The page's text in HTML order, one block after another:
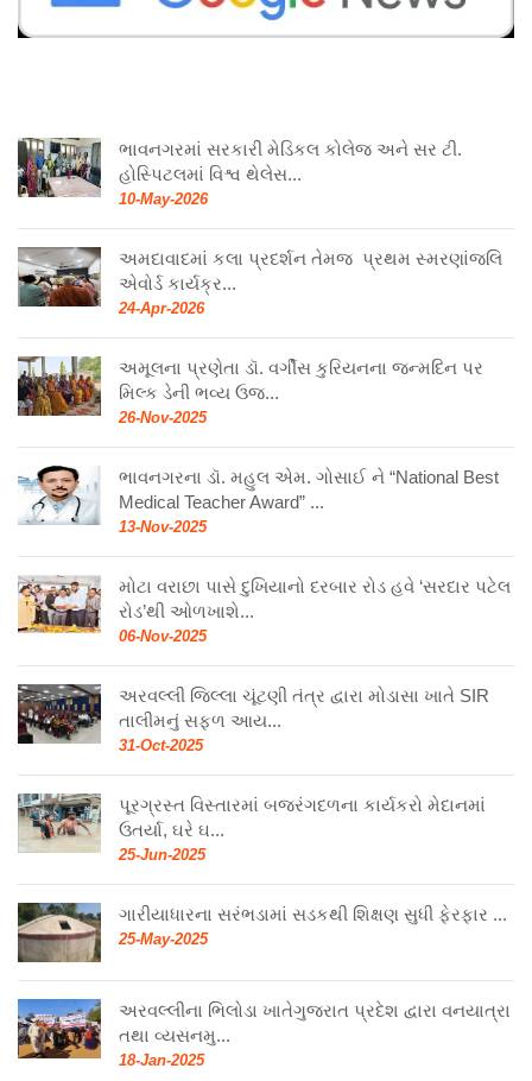
ભાવનગરમાં સરકારી મેડિકલ કોલેજ અને સર ટી.
હોસ્પિટલમાં વિશ્વ થેલેસ...
10-May-2026
અમદાવાદમાં કલા પ્રદર્શન તેમજ પ્રથમ સ્મરણાંજલિ
એવોર્ડ કાર્યક્ર...
24-Apr-2026
અમૂલના પ્રણેતા ડૉ. વર્ગીસ કુરિયનના જન્મદિન પર
મિલ્ક ડેની ભવ્ય ઉજ...
26-Nov-2025
ભાવનગરના ડૉ. મહુલ એમ. ગોસાઈ ને “National Best
Medical Teacher Award” ...
13-Nov-2025
મોટા વરાછા પાસે દુખિયાનો દરબાર રોડ હવે ‘સરદાર પટેલ
રોડ’થી ઓળખાશે...
06-Nov-2025
અરવલ્લી જિલ્લા ચૂંટણી તંત્ર દ્વારા મોડાસા ખાતે SIR
તાલીમનું સફળ આય...
31-Oct-2025
પૂરગ્રસ્ત વિસ્તારમાં બજરંગદળના કાર્યકરો મેદાનમાં
ઉતર્યા, ઘરે ઘ...
25-Jun-2025
ગારીયાધારના સરંભડામાં સડકથી શિક્ષણ સુધી ફેરફાર ...
25-May-2025
અરવલ્લીના ભિલોડા ખાતેગુજરાત પ્રદેશ દ્વારા વનયાત્રા
તથા વ્યસનમુ...
18-Jan-2025